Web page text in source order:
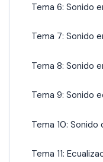
Tema 6: Sonido
Tema 7: Sonido
Tema 8: Sonido
Tema 9: Sonido
Tema 10:
Tema 11: